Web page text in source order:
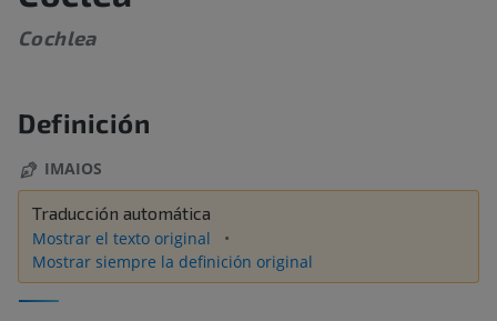
Cochlea
Definición
IMAIOS
Traducción automática
Mostrar el texto original
Mostrar siempre la definición original